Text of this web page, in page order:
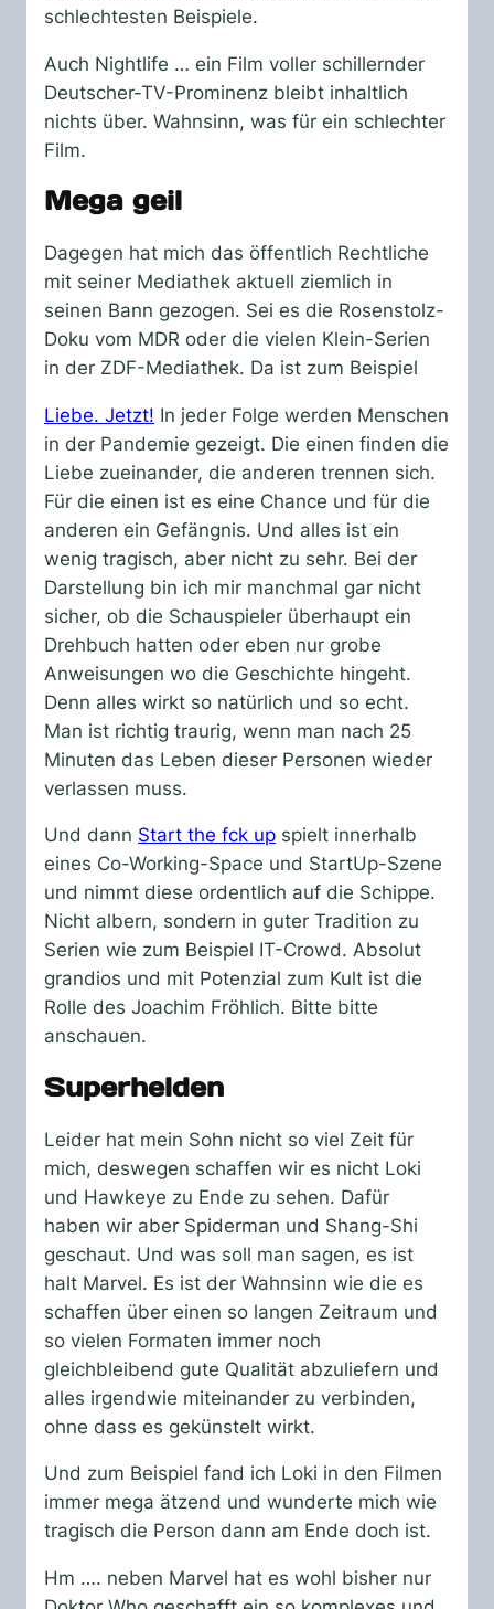
schlechtesten Beispiele.
Auch Nightlife … ein Film voller schillernder
Deutscher-TV-Prominenz bleibt inhaltlich
nichts über. Wahnsinn, was für ein schlechter
Film.
Mega geil
Dagegen hat mich das öffentlich Rechtliche
mit seiner Mediathek aktuell ziemlich in
seinen Bann gezogen. Sei es die Rosenstolz-
Doku vom MDR oder die vielen Klein-Serien
in der ZDF-Mediathek. Da ist zum Beispiel
Liebe. Jetzt! In jeder Folge werden Menschen
in der Pandemie gezeigt. Die einen finden die
Liebe zueinander, die anderen trennen sich.
Für die einen ist es eine Chance und für die
anderen ein Gefängnis. Und alles ist ein
wenig tragisch, aber nicht zu sehr. Bei der
Darstellung bin ich mir manchmal gar nicht
sicher, ob die Schauspieler überhaupt ein
Drehbuch hatten oder eben nur grobe
Anweisungen wo die Geschichte hingeht.
Denn alles wirkt so natürlich und so echt.
Man ist richtig traurig, wenn man nach 25
Minuten das Leben dieser Personen wieder
verlassen muss.
Und dann Start the fck up spielt innerhalb
eines Co-Working-Space und StartUp-Szene
und nimmt diese ordentlich auf die Schippe.
Nicht albern, sondern in guter Tradition zu
Serien wie zum Beispiel IT-Crowd. Absolut
grandios und mit Potenzial zum Kult ist die
Rolle des Joachim Fröhlich. Bitte bitte
anschauen.
Superhelden
Leider hat mein Sohn nicht so viel Zeit für
mich, deswegen schaffen wir es nicht Loki
und Hawkeye zu Ende zu sehen. Dafür
haben wir aber Spiderman und Shang-Shi
geschaut. Und was soll man sagen, es ist
halt Marvel. Es ist der Wahnsinn wie die es
schaffen über einen so langen Zeitraum und
so vielen Formaten immer noch
gleichbleibend gute Qualität abzuliefern und
alles irgendwie miteinander zu verbinden,
ohne dass es gekünstelt wirkt.
Und zum Beispiel fand ich Loki in den Filmen
immer mega ätzend und wunderte mich wie
tragisch die Person dann am Ende doch ist.
Hm …. neben Marvel hat es wohl bisher nur